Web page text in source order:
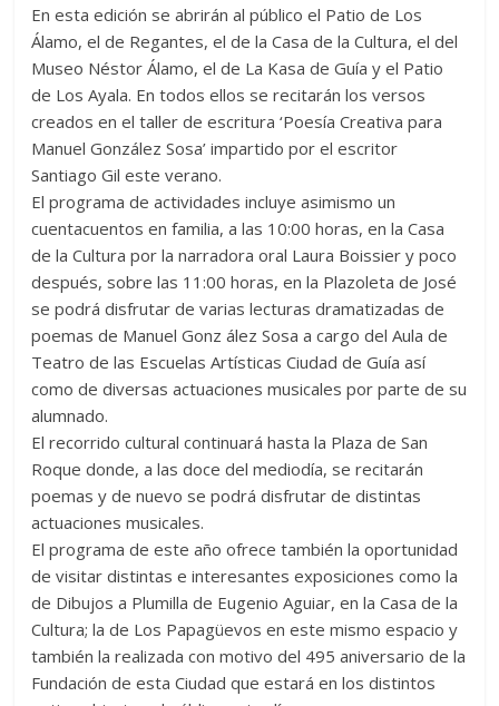
En esta edición se abrirán al público el Patio de Los
Álamo, el de Regantes, el de la Casa de la Cultura, el del
Museo Néstor Álamo, el de La Kasa de Guía y el Patio
de Los Ayala. En todos ellos se recitarán los versos
creados en el taller de escritura ‘Poesía Creativa para
Manuel González Sosa’ impartido por el escritor
Santiago Gil este verano.
El programa de actividades incluye asimismo un
cuentacuentos en familia, a las 10:00 horas, en la Casa
de la Cultura por la narradora oral Laura Boissier y poco
después, sobre las 11:00 horas, en la Plazoleta de José
se podrá disfrutar de varias lecturas dramatizadas de
poemas de Manuel Gonz ález Sosa a cargo del Aula de
Teatro de las Escuelas Artísticas Ciudad de Guía así
como de diversas actuaciones musicales por parte de su
alumnado.
El recorrido cultural continuará hasta la Plaza de San
Roque donde, a las doce del mediodía, se recitarán
poemas y de nuevo se podrá disfrutar de distintas
actuaciones musicales.
El programa de este año ofrece también la oportunidad
de visitar distintas e interesantes exposiciones como la
de Dibujos a Plumilla de Eugenio Aguiar, en la Casa de la
Cultura; la de Los Papagüevos en este mismo espacio y
también la realizada con motivo del 495 aniversario de la
Fundación de esta Ciudad que estará en los distintos